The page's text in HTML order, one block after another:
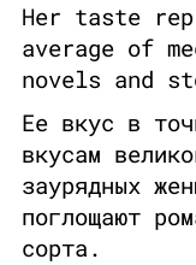
Her taste
average of
novels and
Ее вкус в
вкусам
заурядных
поглощают
сорта.